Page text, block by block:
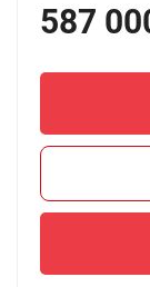
587